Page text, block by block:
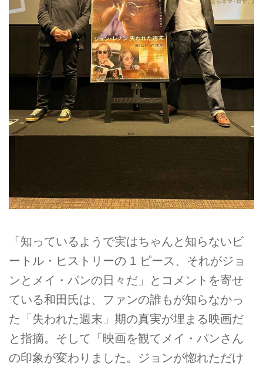
「知っているようで実はちゃんと知らないビ
ートル・ヒストリーの 1 ピース、それがジョ
ンとメイ・パンの日々だ」とコメントを寄せ
ている和田氏は、ファンの誰もが知らなかっ
た「失われた週末」期の真実が埋まる映画だ
と指摘。そして「映画を観てメイ・パンさん
の印象が変わりました。ジョンが惚れただけ